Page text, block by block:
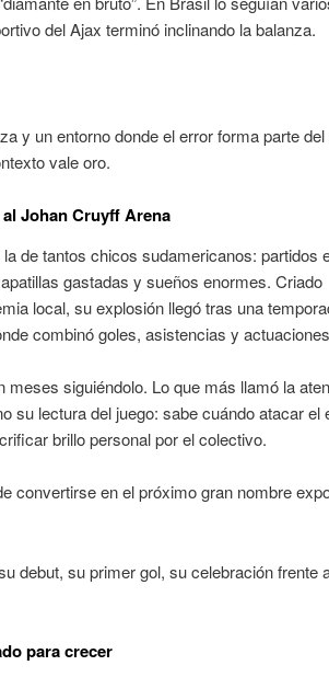
del Ajax terminó inclinando la balanza.
y un entorno donde el error forma parte del
vale oro.
Johan Cruyff Arena
de tantos chicos sudamericanos: partidos
gastadas y sueños enormes. Criado
local, su explosión llegó tras una
combinó goles, asistencias y
meses siguiéndolo. Lo que más llamó la
su lectura del juego: sabe cuándo atacar el
brillo personal por el colectivo.
convertirse en el próximo gran nombre
debut, su primer gol, su celebración frente
para crecer